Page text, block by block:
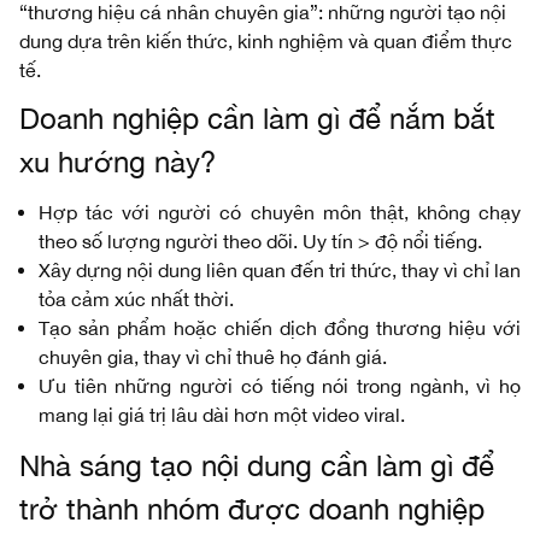
“thương hiệu cá nhân chuyên gia”: những người tạo nội
dung dựa trên kiến thức, kinh nghiệm và quan điểm thực
tế.
Doanh nghiệp cần làm gì để nắm bắt
xu hướng này?
Hợp tác với người có chuyên môn thật, không chạy
theo số lượng người theo dõi. Uy tín > độ nổi tiếng.
Xây dựng nội dung liên quan đến tri thức, thay vì chỉ lan
tỏa cảm xúc nhất thời.
Tạo sản phẩm hoặc chiến dịch đồng thương hiệu với
chuyên gia, thay vì chỉ thuê họ đánh giá.
Ưu tiên những người có tiếng nói trong ngành, vì họ
mang lại giá trị lâu dài hơn một video viral.
Nhà sáng tạo nội dung cần làm gì để
trở thành nhóm được doanh nghiệp